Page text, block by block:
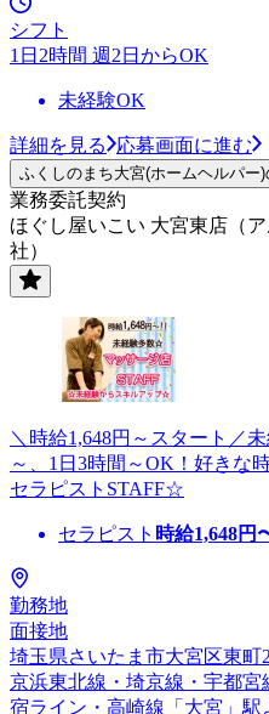
シフト
1日2時間 週2日からOK
未経験OK
詳細を見る 応募画面に進む
ふくしのまち大宮(ホームヘルパー
業務委託契約
ほぐし屋いこい 大宮東店（
社）
＼時給1,648円～スタート／
～、1日3時間～OK！好きな
セラピストSTAFF☆
セラピスト 時給1,648円
勤務地
面接地
埼玉県さいたま市大宮区東町
京浜東北線・埼京線・宇都
宿ライン・高崎線「大宮」駅